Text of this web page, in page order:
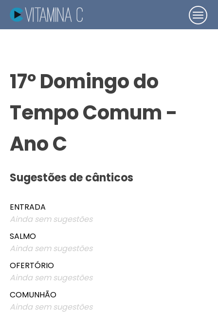
17º Domingo do
Tempo Comum -
Ano C
Sugestões de cânticos
ENTRADA
Ainda sem sugestões
SALMO
Ainda sem sugestões
OFERTÓRIO
Ainda sem sugestões
COMUNHÃO
Ainda sem sugestões